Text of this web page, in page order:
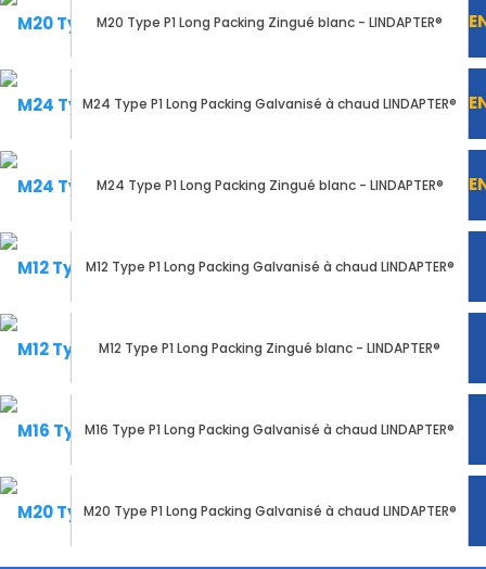
panier
Contact
M20 Type P1 Long Packing Zingué blanc - LINDAPTER®
M24 Type P1 Long Packing Galvanisé à chaud LINDAPTER®
M24 Type P1 Long Packing Zingué blanc - LINDAPTER®
M12 Type P1 Long Packing Galvanisé à chaud LINDAPTER®
M12 Type P1 Long Packing Zingué blanc - LINDAPTER®
M16 Type P1 Long Packing Galvanisé à chaud LINDAPTER®
M20 Type P1 Long Packing Galvanisé à chaud LINDAPTER®